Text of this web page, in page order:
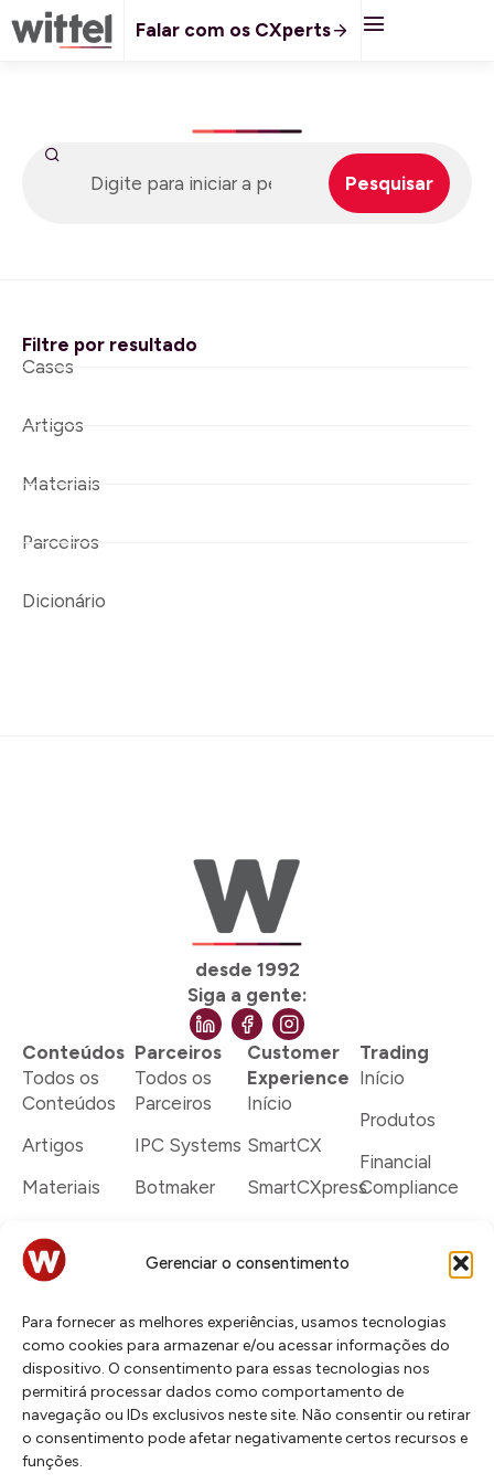
Gerenciar o consentimento
Para fornecer as melhores experiências, usamos tecnologias
como cookies para armazenar e/ou acessar informações do
dispositivo. O consentimento para essas tecnologias nos
permitirá processar dados como comportamento de
navegação ou IDs exclusivos neste site. Não consentir ou retirar
o consentimento pode afetar negativamente certos recursos e
funções.
Falar com os CXperts
Pesquisar
Filtre por resultado
Cases
Artigos
Materiais
Parceiros
Dicionário
desde 1992
Siga a gente:
Conteúdos
Todos os
Conteúdos
Artigos
Materiais
Parceiros
Todos os
Parceiros
IPC Systems
Botmaker
Systems
Talkdesk
Twilio
Verint
Customer
Experience
Início
SmartCX
SmartCXpress
Enterprise
Cases
Trading
Início
Produtos
Financial
Compliance
Smart
Trading
Cases